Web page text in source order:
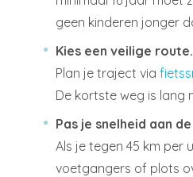
geen kinderen jonger
Kies een veilige route.
Plan je traject via
De kortste weg is lang
Pas je snelheid aan
Als je tegen 45 km per
voetgangers of plots